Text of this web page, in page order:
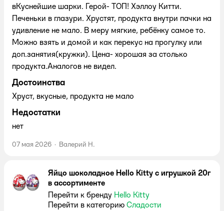
вКуснейшие шарки. Герой- ТОП! Хэллоу Китти.
Печеньки в глазури. Хрустят, продукта внутри пачки на
удивление не мало. В меру мягкие, ребёнку самое то.
Можно взять и домой и как перекус на прогулку или
доп.занятия(кружки). Цена- хорошая за столько
продукта.Аналогов не видел.
Достоинства
Хруст, вкусные, продукта не мало
Недостатки
нет
07 мая 2026 · Валерий Н.
Яйцо шоколадное Hello Kitty с игрушкой 20г
в ассортименте
Перейти к бренду Hello Kitty
Перейти в категорию Сладости